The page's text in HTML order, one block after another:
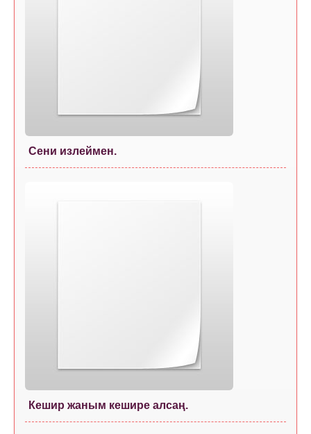
Сени излеймен.
Кешир жаным кешире алсаң.